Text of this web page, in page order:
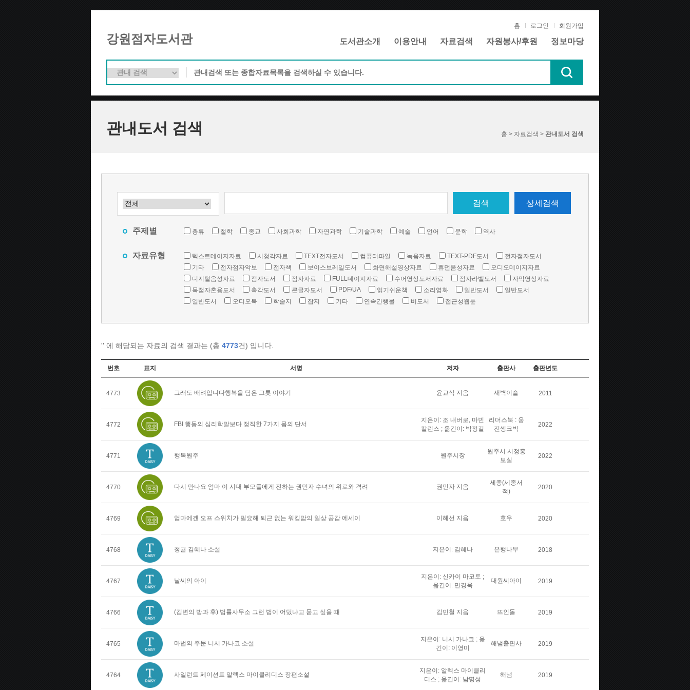
강원점자도서관
홈 로그인 회원가입
도서관소개 이용안내 자료검색 자원봉사/후원 정보마당
관내도서 검색 홈 > 자료검색 > 관내도서 검색
검색 상세검색
주제별 총류 철학 종교 사회과학 자연과학 기술과학 예술 언어 문학 역사
자료유형 텍스트데이지자료 시청각자료 TEXT전자도서 컴퓨터파일 녹음자료 TEXT-PDF도서
전자점자도서
기타
전자점자악보 전자책 보이스브레일도서 화면해설영상자료 휴먼음성자료
오디오데이지자료
디지털음성자료
점자도서 점자자료 FULL데이지자료 수어영상도서자료 점자라벨도서
자막영상자료
묵점자혼용도서
촉각도서 큰글자도서 PDF/UA 읽기쉬운책 소리영화 일반도서
일반도서
일반도서
오디오북 학술지 잡지 기타 연속간행물 비도서 접근성웹툰
'' 에 해당되는 자료의 검색 결과는 (총 4773건) 입니다.
번호 표지 서명 저자 출판사 출판년도
4773 그래도 배려입니다행복을 담은 그릇 이야기 윤교식 지음 새벽이슬 2011
4772 FBI 행동의 심리학말보다 정직한 7가지 몸의 단서
지은이: 조 내버로, 마빈
칼린스 ; 옮긴이: 박정길
리더스북 : 웅
진씽크빅
2022
4771 행복원주 원주시장
원주시 시정홍
보실
2022
4770 다시 만나요 엄마 이 시대 부모들에게 전하는 권민자 수녀의 위로와 격려 권민자 지음
세종(세종서
적)
2020
4769 엄마에겐 오프 스위치가 필요해 퇴근 없는 워킹맘의 일상 공감 에세이 이혜선 지음 호우 2020
4768 청귤 김혜나 소설 지은이: 김혜나 은행나무 2018
4767 날씨의 아이
지은이: 신카이 마코토 ;
옮긴이: 민경욱
대원씨아이 2019
4766 (김변의 방과 후) 법률사무소 그런 법이 어딨냐고 묻고 싶을 때 김민철 지음 뜨인돌 2019
4765 마법의 주문 니시 가나코 소설
지은이: 니시 가나코 ; 옮
긴이: 이영미
해냄출판사 2019
4764 사일런트 페이션트 알렉스 마이클리디스 장편소설
지은이: 알렉스 마이클리
디스 ; 옮긴이: 남명성
해냄 2019